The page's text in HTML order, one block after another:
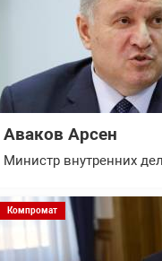
Аваков Арсен
Министр внутренних
Компромат